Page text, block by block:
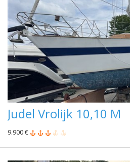
Judel Vrolijk 10,10 M
9.900 €